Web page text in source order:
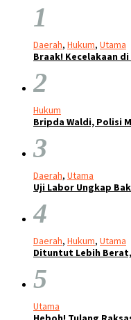
1
Daerah, Hukum, Utama
Braak! Kecelakaan
2
Hukum
Bripda Waldi, Polisi
3
Daerah, Utama
Uji Labor Ungkap
4
Daerah, Hukum, Utama
Dituntut Lebih
5
Utama